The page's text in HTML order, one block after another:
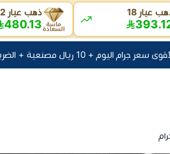
ريال مصنعية + الضريبه انقر هنا لتصفح المنتجات
عيار 18 ذهب عيار 22
480.13